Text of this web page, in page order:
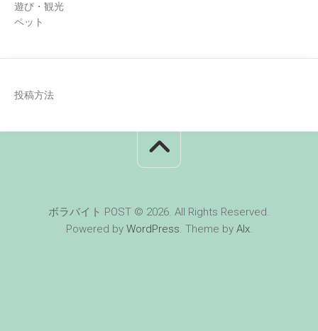
遊び・観光
ペット
投稿方法
ボラバイト POST © 2026. All Rights Reserved.
Powered by WordPress. Theme by Alx.